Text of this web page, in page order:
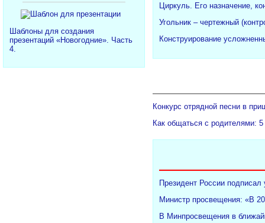
Шаблоны для создания
презентаций «Новогодние». Часть
4.
Циркуль. Его назначение,
Угольник – чертежный
Конструирование
Конкурс отрядной песни в
Как общаться с родителями: 5
Президент России подписал
Министр просвещения: «В
В Минпросвещения в